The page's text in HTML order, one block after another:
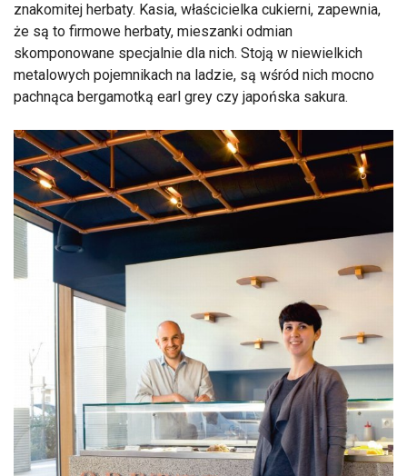
znakomitej herbaty. Kasia, właścicielka cukierni, zapewnia,
że są to firmowe herbaty, mieszanki odmian
skomponowane specjalnie dla nich. Stoją w niewielkich
metalowych pojemnikach na ladzie, są wśród nich mocno
pachnąca bergamotką earl grey czy japońska sakura.